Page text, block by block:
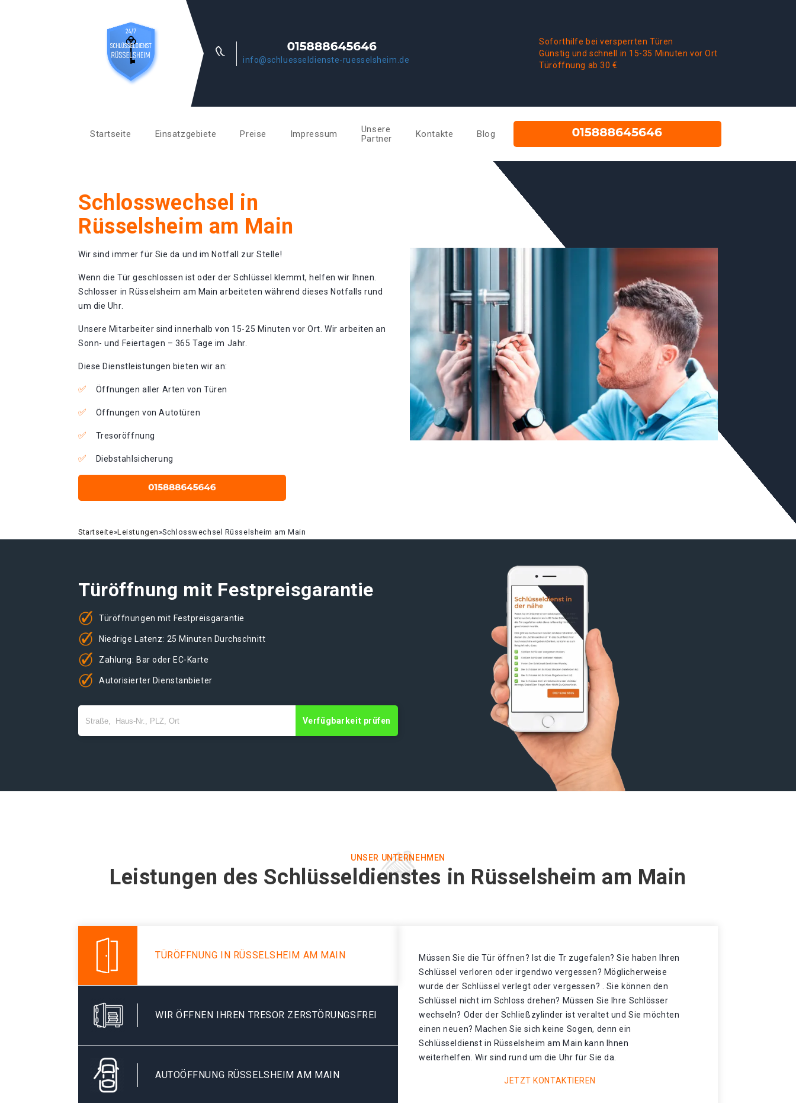
info@schluesseldienste-ruesselsheim.de
Soforthilfe bei versperrten Türen
Günstig und schnell in 15-35 Minuten vor Ort
Türöffnung ab 30 €
Startseite Einsatzgebiete Preise Impressum
Unsere
Partner
Kontakte Blog
Schlosswechsel in
Rüsselsheim am Main
Wir sind immer für Sie da und im Notfall zur Stelle!
Wenn die Tür geschlossen ist oder der Schlüssel klemmt, helfen wir Ihnen.
Schlosser in Rüsselsheim am Main arbeiteten während dieses Notfalls rund
um die Uhr.
Unsere Mitarbeiter sind innerhalb von 15-25 Minuten vor Ort. Wir arbeiten an
Sonn- und Feiertagen – 365 Tage im Jahr.
Diese Dienstleistungen bieten wir an:
Öffnungen aller Arten von Türen
Öffnungen von Autotüren
Tresoröffnung
Diebstahlsicherung
Startseite»Leistungen»Schlosswechsel Rüsselsheim am Main
Türöffnung mit Festpreisgarantie
Türöffnungen mit Festpreisgarantie
Niedrige Latenz: 25 Minuten Durchschnitt
Zahlung: Bar oder EC-Karte
Autorisierter Dienstanbieter
Verfügbarkeit prüfen
UNSER UNTERNEHMEN
Leistungen des Schlüsseldienstes in Rüsselsheim am Main
TÜRÖFFNUNG IN RÜSSELSHEIM AM MAIN
WIR ÖFFNEN IHREN TRESOR ZERSTÖRUNGSFREI
AUTOÖFFNUNG RÜSSELSHEIM AM MAIN
Müssen Sie die Tür öffnen? Ist die Tr zugefalen? Sie haben Ihren
Schlüssel verloren oder irgendwo vergessen? Möglicherweise
wurde der Schlüssel verlegt oder vergessen? . Sie können den
Schlüssel nicht im Schloss drehen? Müssen Sie Ihre Schlösser
wechseln? Oder der Schließzylinder ist veraltet und Sie möchten
einen neuen? Machen Sie sich keine Sogen, denn ein
Schlüsseldienst in Rüsselsheim am Main kann Ihnen
weiterhelfen. Wir sind rund um die Uhr für Sie da.
JETZT KONTAKTIEREN